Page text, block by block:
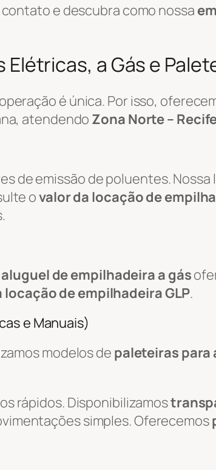
e descubra como nossa
a Gás e
é única. Por isso,
atendendo Zona Norte –
de emissão de poluentes. Nossa
ovalor da locação de
aluguel de empilhadeira a gás
locação de empilhadeira GLP.
e Manuais)
modelos de paleteiras para
rápidos. Disponibilizamos
simples. Oferecemos